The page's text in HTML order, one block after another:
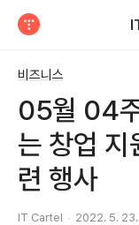
비즈니스
05월 04
는 창업 지
련 행사
IT Cartel 2022. 5.